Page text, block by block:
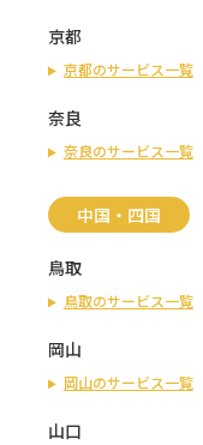
京都
京都のサービス一覧
奈良
奈良のサービス一覧
中国・四国
鳥取
鳥取のサービス一覧
岡山
岡山のサービス一覧
山口